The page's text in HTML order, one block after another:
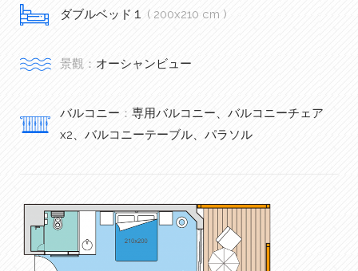
ダブルベッド１ ( 200x210 cm )
景觀： オーシャンビュー
バルコニー ： 専用バルコニー、バルコニーチェア
x2、バルコニーテーブル、パラソル